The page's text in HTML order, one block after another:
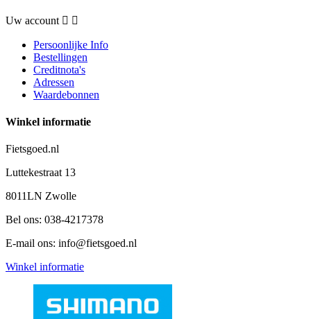
Uw account  
Persoonlijke Info
Bestellingen
Creditnota's
Adressen
Waardebonnen
Winkel informatie
Fietsgoed.nl
Luttekestraat 13
8011LN Zwolle
Bel ons: 038-4217378
E-mail ons: info@fietsgoed.nl
Winkel informatie